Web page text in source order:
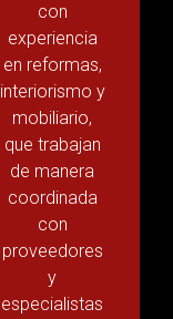
con
experiencia
en reformas,
interiorismo y
mobiliario,
que trabajan
de manera
coordinada
con
proveedores
y
especialistas